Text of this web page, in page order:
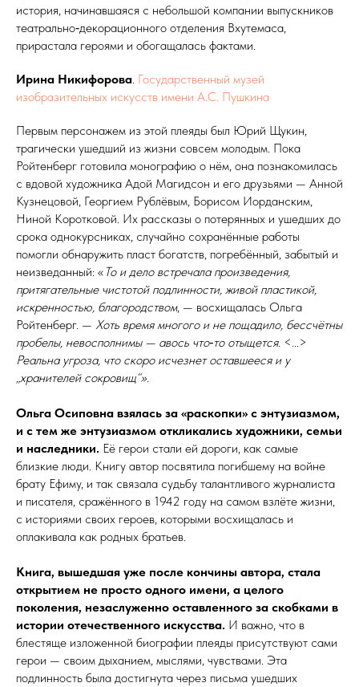
история, начинавшаяся с небольшой компании выпускников
театрально‑декорационного отделения Вхутемаса,
прирастала героями и обогащалась фактами.
Ирина Никифорова. Государственный музей
изобразительных искусств имени А.С. Пушкина
Первым персонажем из этой плеяды был Юрий Щукин,
трагически ушедший из жизни совсем молодым. Пока
Ройтенберг готовила монографию о нём, она познакомилась
с вдовой художника Адой Магидсон и его друзьями — Анной
Кузнецовой, Георгием Рублёвым, Борисом Иорданским,
Ниной Коротковой. Их рассказы о потерянных и ушедших до
срока однокурсниках, случайно сохранённые работы
помогли обнаружить пласт богатств, погребённый, забытый и
неизведанный: « То и дело встречала произведения,
притягательные чистотой подлинности, живой пластикой,
искренностью, благородством, — восхищалась Ольга
Ройтенберг. — Хоть время многого и не пощадило, бессчётны
пробелы, не­вос­пол­ни­мы — авось что‑то отыщется. <...>
Реальна угроза, что скоро исчезнет оставшееся и у
„хранителей сокровищ“».
Ольга Осиповна взялась за «раскопки» с энтузиазмом,
и с тем же энтузиазмом откликались художники, семьи
и наследники. Её герои стали ей дороги, как самые
близкие люди. Книгу автор посвятила погибшему на войне
брату Ефиму, и так связала судьбу та­лант­ли­во­го журналиста
и писателя, сражённого в 1942 году на самом взлёте жизни,
с историями своих героев, которыми восхищалась и
оплакивала как родных братьев.
Книга, вышедшая уже после кончины автора, стала
открытием не просто одного имени, а целого
поколения, незаслуженно оставленного за скобками в
истории отечественного искусства. И важно, что в
блестяще изложенной биографии плеяды присутствуют сами
герои — своим дыханием, мыслями, чувствами. Эта
подлинность была достигнута через письма ушедших